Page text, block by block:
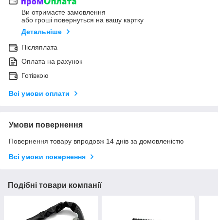
Ви отримаєте замовлення
або гроші повернуться на вашу картку
Детальніше
Післяплата
Оплата на рахунок
Готівкою
Всі умови оплати
Умови повернення
Повернення товару впродовж 14 днів за домовленістю
Всі умови повернення
Подібні товари компанії